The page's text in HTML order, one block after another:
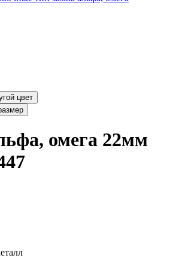
Выбрать другой цвет
омега 22мм